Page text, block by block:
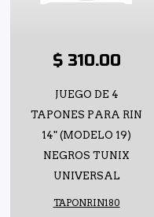
$ 310.00
JUEGO DE 4
TAPONES PARA RIN
14" (MODELO 19)
NEGROS TUNIX
UNIVERSAL
TAPONRIN180